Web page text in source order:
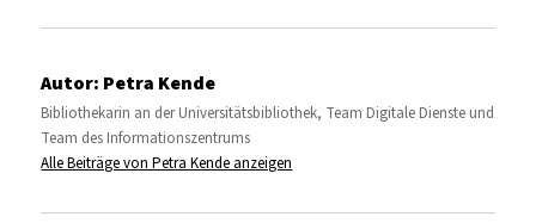
Autor: Petra Kende
Bibliothekarin an der Universitätsbibliothek, Team Digitale Dienste und
Team des Informationszentrums
Alle Beiträge von Petra Kende anzeigen